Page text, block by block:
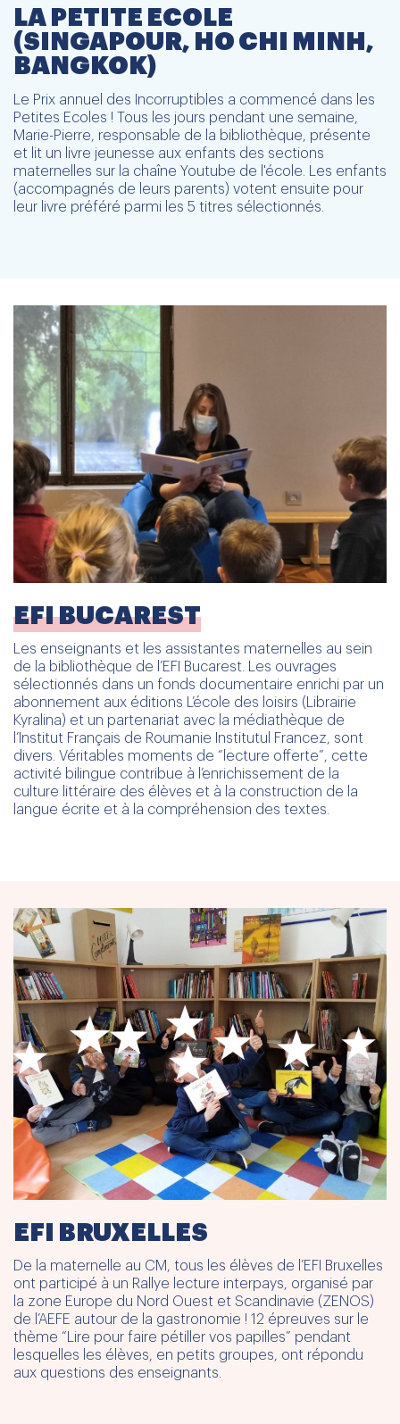
LA PETITE ECOLE
(SINGAPOUR, HO CHI MINH,
BANGKOK)
Le Prix annuel des Incorruptibles a commencé dans les
Petites Ecoles ! Tous les jours pendant une semaine,
Marie-Pierre, responsable de la bibliothèque, présente
et lit un livre jeunesse aux enfants des sections
maternelles sur la chaîne Youtube de l'école. Les enfants
(accompagnés de leurs parents) votent ensuite pour
leur livre préféré parmi les 5 titres sélectionnés.
EFI BUCAREST
Les enseignants et les assistantes maternelles au sein
de la bibliothèque de l’EFI Bucarest. Les ouvrages
sélectionnés dans un fonds documentaire enrichi par un
abonnement aux éditions L’école des loisirs (Librairie
Kyralina) et un partenariat avec la médiathèque de
l’Institut Français de Roumanie Institutul Francez, sont
divers. Véritables moments de “lecture offerte”, cette
activité bilingue contribue à l’enrichissement de la
culture littéraire des élèves et à la construction de la
langue écrite et à la compréhension des textes.
EFI BRUXELLES
De la maternelle au CM, tous les élèves de l’EFI Bruxelles
ont participé à un Rallye lecture interpays, organisé par
la zone Europe du Nord Ouest et Scandinavie (ZENOS)
de l’AEFE autour de la gastronomie ! 12 épreuves sur le
thème “Lire pour faire pétiller vos papilles” pendant
lesquelles les élèves, en petits groupes, ont répondu
aux questions des enseignants.